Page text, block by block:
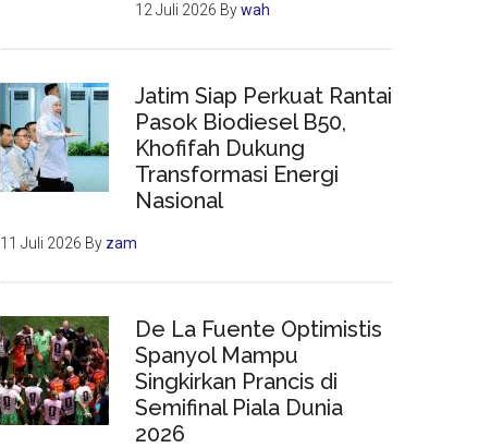
12 Juli 2026 Bywah
Jatim Siap Perkuat Rantai
Pasok Biodiesel B50,
Khofifah Dukung
Transformasi Energi
Nasional
11 Juli 2026 By zam
De La Fuente Optimistis
Spanyol Mampu
Singkirkan Prancis di
Semifinal Piala Dunia
2026